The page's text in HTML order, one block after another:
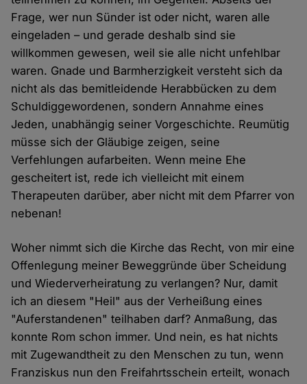
Frage, wer nun Sünder ist oder nicht, waren alle
eingeladen – und gerade deshalb sind sie
willkommen gewesen, weil sie alle nicht unfehlbar
waren. Gnade und Barmherzigkeit versteht sich da
nicht als das bemitleidende Herabbücken zu dem
Schuldiggewordenen, sondern Annahme eines
Jeden, unabhängig seiner Vorgeschichte. Reumütig
müsse sich der Gläubige zeigen, seine
Verfehlungen aufarbeiten. Wenn meine Ehe
gescheitert ist, rede ich vielleicht mit einem
Therapeuten darüber, aber nicht mit dem Pfarrer von
nebenan!
Woher nimmt sich die Kirche das Recht, von mir eine
Offenlegung meiner Beweggründe über Scheidung
und Wiederverheiratung zu verlangen? Nur, damit
ich an diesem "Heil" aus der Verheißung eines
"Auferstandenen" teilhaben darf? Anmaßung, das
konnte Rom schon immer. Und nein, es hat nichts
mit Zugewandtheit zu den Menschen zu tun, wenn
Franziskus nun den Freifahrtsschein erteilt, wonach